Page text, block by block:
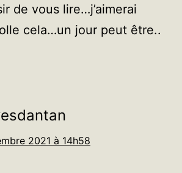
de vous lire…j’aimerai
cela…un jour peut être..
2021 à 14h58